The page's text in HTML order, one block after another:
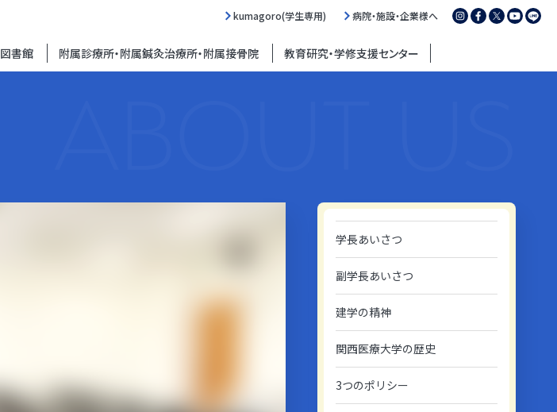
図書館 附属診療所・附属鍼灸治療所・附属接骨院 教育研究・学修支援センター
kumagoro(学生専用) 病院・施設・企業様へ
学長あいさつ
副学長あいさつ
建学の精神
関西医療大学の歴史
3つのポリシー